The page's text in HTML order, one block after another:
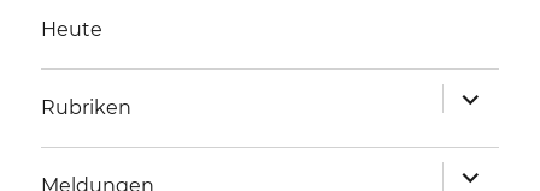
Heute
Rubriken
anzeigen
Meldungen